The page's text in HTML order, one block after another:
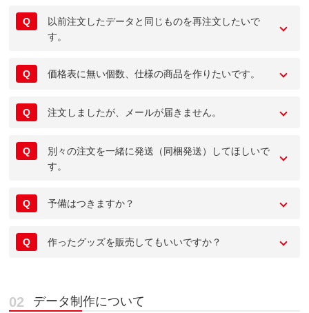
Q
以前注文したデータと同じものを再注文したいで
す。
Q 価格表に無い個数、仕様の商品を作りたいです。
Q 注文しましたが、メールが届きません。
Q
別々の注文を一緒に発送（同梱発送）してほしいで
す。
Q 予備はつきますか？
Q 作ったグッズを販売してもいいですか？
データ制作について